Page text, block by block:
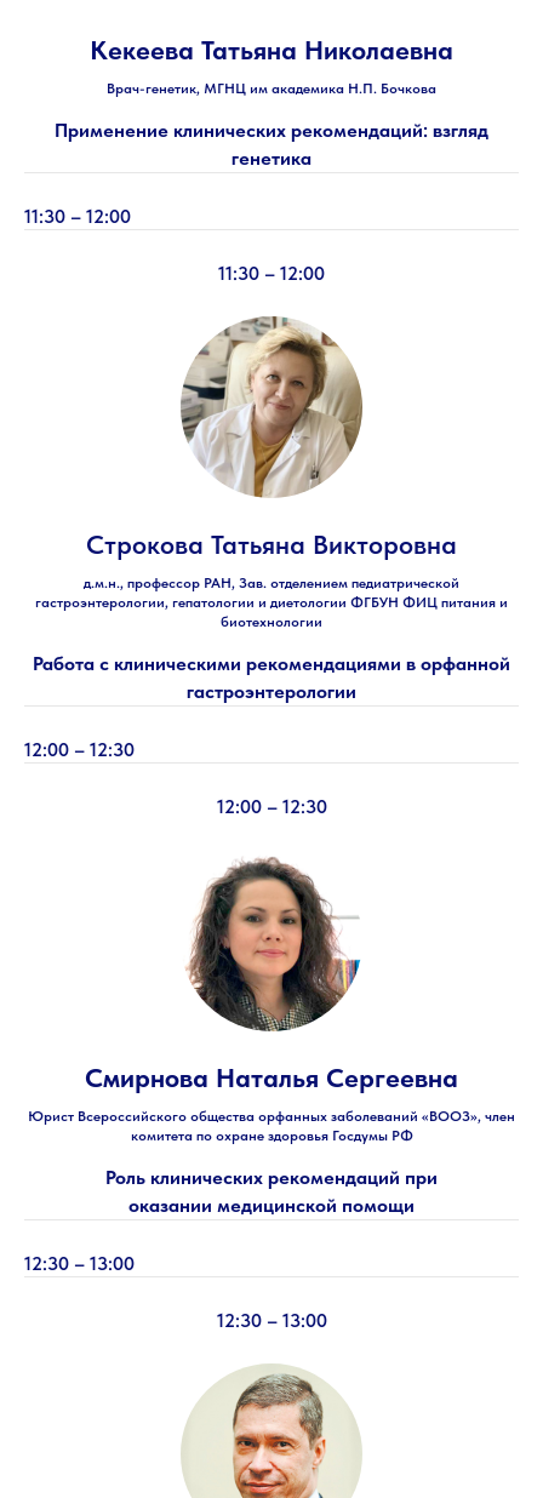
Кекеева Татьяна Николаевна
Врач-генетик, МГНЦ им академика Н.П. Бочкова
Применение клинических рекомендаций: взгляд
генетика
11:30 – 12:00
11:30 – 12:00
Строкова Татьяна Викторовна
д.м.н., профессор РАН, Зав. отделением педиатрической
гастроэнтерологии, гепатологии и диетологии ФГБУН ФИЦ питания и
биотехнологии
Работа с клиническими рекомендациями в орфанной
гастроэнтерологии
12:00 – 12:30
12:00 – 12:30
Смирнова Наталья Сергеевна
Юрист Всероссийского общества орфанных заболеваний «ВООЗ», член
комитета по охране здоровья Госдумы РФ
Роль клинических рекомендаций при
оказании медицинской помощи
12:30 – 13:00
12:30 – 13:00